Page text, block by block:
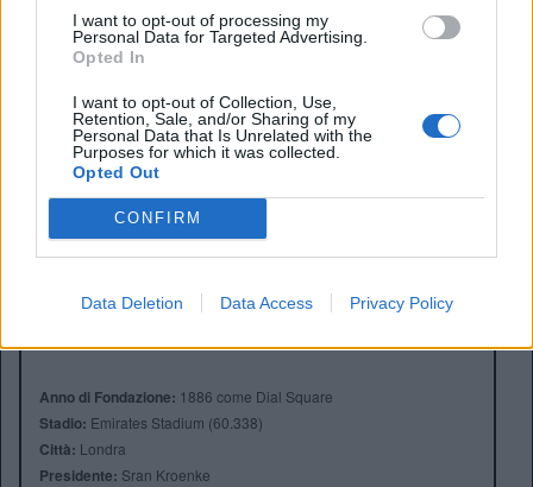
I want to opt-out of processing my
Personal Data for Targeted Advertising.
Opted In
I want to opt-out of Collection, Use,
Retention, Sale, and/or Sharing of my
Personal Data that Is Unrelated with the
Purposes for which it was collected.
Opted Out
CONFIRM
Data Deletion Data Access Privacy Policy
WATFORD-MANCHESTER CITY [ sabato ore 18.30 ]
CRYSTAL PALACE-CHELSEA [ domenica ore 14.30 ]
EVERTON-TOTTENHAM [domenica ore 17.00]
goal.com
Anno di Fondazione: 1886 come Dial Square
Stadio: Emirates Stadium (60.338)
Città: Londra
Presidente: Sran Kroenke